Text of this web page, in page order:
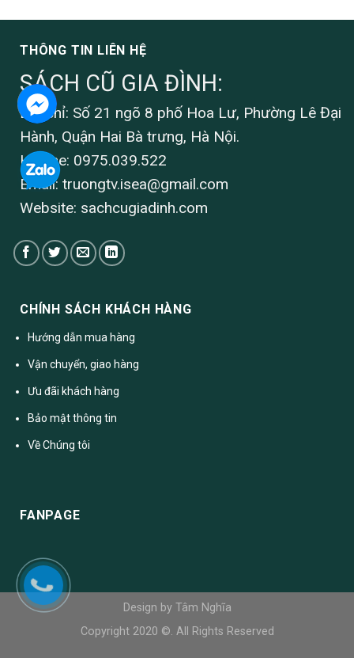
THÔNG TIN LIÊN HỆ
SÁCH CŨ GIA ĐÌNH:
Địa chỉ: Số 21 ngõ 8 phố Hoa Lư, Phường Lê Đại
Hành, Quận Hai Bà trưng, Hà Nội.
Hotline: 0975.039.522
Email: truongtv.isea@gmail.com
Website: sachcugiadinh.com
CHÍNH SÁCH KHÁCH HÀNG
Hướng dẫn mua hàng
Vận chuyển, giao hàng
Ưu đãi khách hàng
Bảo mật thông tin
Về Chúng tôi
FANPAGE
Design by Tâm Nghĩa
Copyright 2020 ©. All Rights Reserved